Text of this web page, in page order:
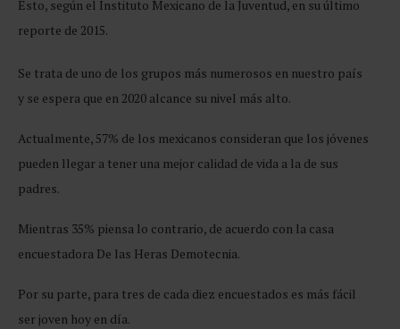
Esto, según el Instituto Mexicano de la Juventud, en su último
reporte de 2015.
Se trata de uno de los grupos más numerosos en nuestro país
y se espera que en 2020 alcance su nivel más alto.
Actualmente, 57% de los mexicanos consideran que los jóvenes
pueden llegar a tener una mejor calidad de vida a la de sus
padres.
Mientras 35% piensa lo contrario, de acuerdo con la casa
encuestadora De las Heras Demotecnia.
Por su parte, para tres de cada diez encuestados es más fácil
ser joven hoy en día.